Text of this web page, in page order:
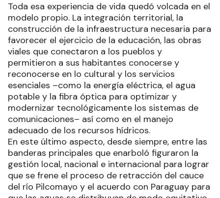
Toda esa experiencia de vida quedó volcada en el
modelo propio. La integración territorial, la
construcción de la infraestructura necesaria para
favorecer el ejercicio de la educación, las obras
viales que conectaron a los pueblos y
permitieron a sus habitantes conocerse y
reconocerse en lo cultural y los servicios
esenciales –como la energía eléctrica, el agua
potable y la fibra óptica para optimizar y
modernizar tecnológicamente los sistemas de
comunicaciones– así como en el manejo
adecuado de los recursos hídricos.
En este último aspecto, desde siempre, entre las
banderas principales que enarboló figuraron la
gestión local, nacional e internacional para lograr
que se frene el proceso de retracción del cauce
del río Pilcomayo y el acuerdo con Paraguay para